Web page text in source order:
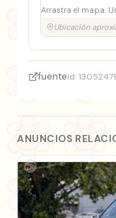
Arrastra el mapa.
Ubicación
fuenteid:
ANUNCIOS